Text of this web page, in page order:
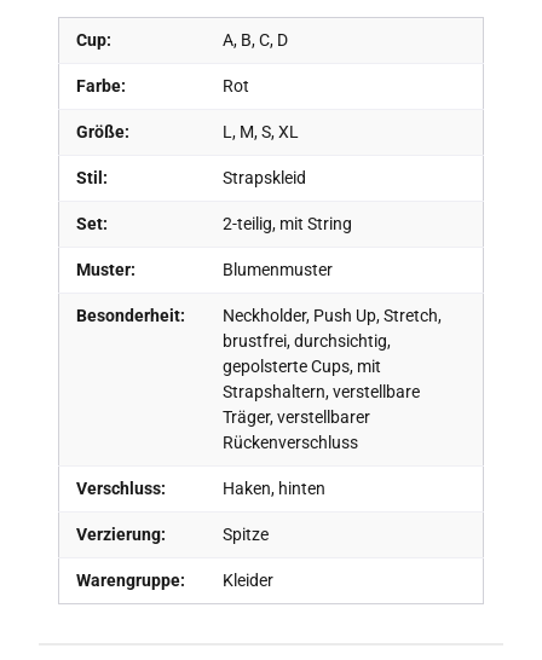
Cup: A, B, C, D
Farbe: Rot
Größe: L, M, S, XL
Stil: Strapskleid
Set: 2-teilig, mit String
Muster: Blumenmuster
Besonderheit:
Neckholder, Push Up, Stretch,
brustfrei, durchsichtig,
gepolsterte Cups, mit
Strapshaltern, verstellbare
Träger, verstellbarer
Rückenverschluss
Verschluss: Haken, hinten
Verzierung: Spitze
Warengruppe: Kleider